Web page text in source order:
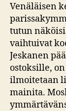
Venäläisen
tutun
vaihtuivat
Jeskanen
ostoksille,
ilmoitetaan
mainita.